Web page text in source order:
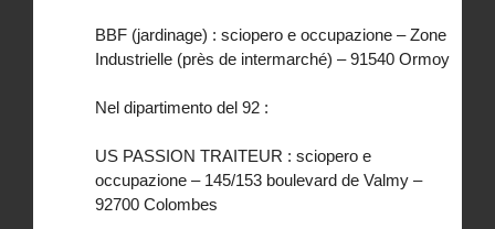
BBF (jardinage) : sciopero e occupazione – Zone
Industrielle (près de intermarché) – 91540 Ormoy
Nel dipartimento del 92 :
US PASSION TRAITEUR : sciopero e
occupazione – 145/153 boulevard de Valmy –
92700 Colombes